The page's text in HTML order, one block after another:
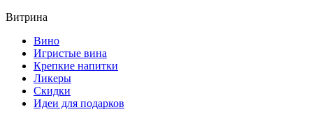
Витрина
Вино
Игристые вина
Крепкие напитки
Ликеры
Скидки
Идеи для подарков